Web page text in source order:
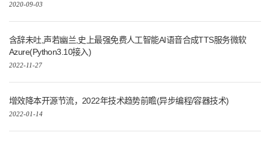
2020-09-03
含辞未吐,声若幽兰,史上最强免费人工智能AI语音合成TTS服务微软
Azure(Python3.10接入)
2022-11-27
增效降本开源节流，2022年技术趋势前瞻(异步编程/容器技术)
2022-01-14